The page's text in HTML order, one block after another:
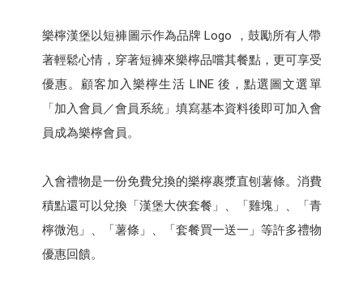
樂檸漢堡以短褲圖示作為品牌 Logo ，鼓勵所有人帶
著輕鬆心情，穿著短褲來樂檸品嚐其餐點，更可享受
優惠。顧客加入樂檸生活 LINE 後，點選圖文選單
「加入會員／會員系統」填寫基本資料後即可加入會
員成為樂檸會員。
入會禮物是一份免費兌換的樂檸裹漿直刨薯條。消費
積點還可以兌換「漢堡大俠套餐」、「雞塊」、「青
檸微泡」、「薯條」、「套餐買一送一」等許多禮物
優惠回饋。